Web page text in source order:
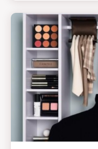
20:45, 3 сентября 2025